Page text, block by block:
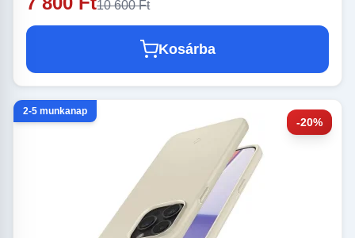
10 600 Ft
Kosárba
-20%
2-5 munkanap